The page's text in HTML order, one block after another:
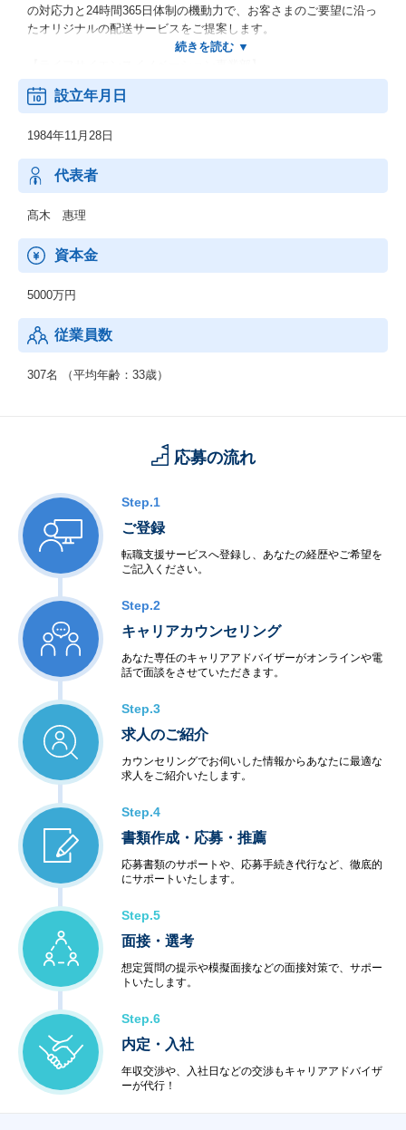
の対応力と24時間365日体制の機動力で、お客さまのご要望に沿っ
たオリジナルの配送サービスをご提案します。
特別な教育を受けたメディカル輸送の専任チームにより、徹底し
温度管理をはじめとする高レベル、特殊な取り扱いが必要な生体
試料・細胞・治験薬などの輸送サービスを提供しています。
法人のお客様を対象とした海外発送代行も行っております。
【BPOサービス】
企業内の物流管理や事務作業など、お客様のビジネスプロセスの
一部をアウトソーシングしていただくことで、ビジネスの効率
設立年月日
1984年11月28日
代表者
髙木 惠理
資本金
5000万円
従業員数
307名 （平均年齢：33歳）
応募の流れ
Step.1
ご登録
転職支援サービスへ登録し、あなたの経歴やご希望を
ご記入ください。
Step.2
キャリアカウンセリング
あなた専任のキャリアアドバイザーがオンラインや電
話で面談をさせていただきます。
Step.3
求人のご紹介
カウンセリングでお伺いした情報からあなたに最適な
求人をご紹介いたします。
Step.4
書類作成・応募・推薦
応募書類のサポートや、応募手続き代行など、徹底的
にサポートいたします。
Step.5
面接・選考
想定質問の提示や模擬面接などの面接対策で、サポー
トいたします。
Step.6
内定・入社
年収交渉や、入社日などの交渉もキャリアアドバイザ
ーが代行！